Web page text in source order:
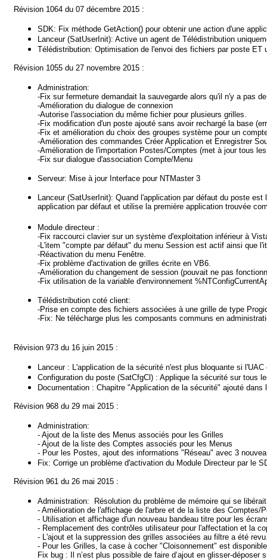
Révision 1064 du 07 décembre 2015 :
SDK: Fix méthode GetAction() pour obtenir une action d'une
Lanceur (SatUserInit): Active un agent de Télédistribution
Télédistribution: Optimisation de l'envoi des fichiers par poste ET
Révision 1055 du 27 novembre 2015 :
Administration:
-Fix sur fermeture demandait la sauvegarde alors qu'il n'y a pas
-Amélioration du dialogue de connexion
-Autorise l'association du même fichier pour plusieurs grilles.
-Fix modification d'un poste ajouté sans avoir rechargé la base
-Fix et amélioration du choix des groupes système pour un
-Amélioration des commandes Créer Application et Enregistrer
-Amélioration de l'importation Postes/Comptes (met à jour tous
-Fix sur dialogue d'association Compte/Menu
Serveur: Mise à jour Interface pour NTMaster 3
Lanceur (SatUserInit): Quand l'application par défaut du poste
application par défaut et utilise la première application trouvée
Module directeur :
-Fix raccourci clavier sur un système d'exploitation inférieur à
-L'item "compte par défaut" du menu Session est actif ainsi que
-Réactivation du menu Fenêtre.
-Fix problème d'activation de grilles écrite en VB6.
-Amélioration du changement de session (pouvait ne pas
-Fix utilisation de la variable d'environnement
Télédistribution coté client:
-Prise en compte des fichiers associées à une grille de type
-Fix: Ne télécharge plus les composants communs en
Révision 973 du 16 juin 2015 :
Lanceur : L'application de la sécurité n'est plus bloquante si
Configuration du poste (SatCfgCl) : Applique la sécurité sur tous
Documentation : Chapitre "Application de la sécurité" ajouté dans
Révision 968 du 29 mai 2015 :
Administration:
- Ajout de la liste des Menus associés pour les Grilles
- Ajout de la liste des Comptes associés pour les Menus
- Pour les Postes, ajout des informations "Réseau" avec 3
Fix: Corrige un problème d'activation du Module Directeur par le
Révision 961 du 26 mai 2015 :
Administration: Résolution du problème de mémoire qui se
- Amélioration de l'affichage de l'arbre et de la liste des Comptes/
- Utilisation et affichage d'un nouveau bandeau titre pour les
- Remplacement des contrôles utilisateur pour l'affectation et la
- L'ajout et la suppression des grilles associées au filtre a été
- Pour les Grilles, la case à cocher "Cloisonnement" est
Fix bug : Il n’est plus possible de faire d’ajout en glisser-